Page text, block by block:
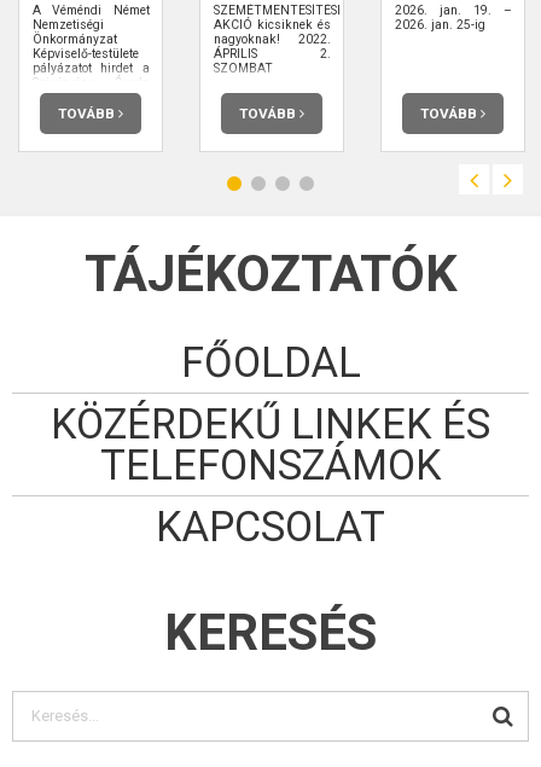
A Véméndi Német
Nemzetiségi
Önkormányzat
Képviselő-testülete
pályázatot hirdet a
Szivárvány Óvoda
Véménd
(Regenbogen
Kindergarten
intézményvezetői
TOVÁBB
SZEMÉTMENTESÍTÉSI
AKCIÓ kicsiknek és
nagyoknak! 2022.
ÁPRILIS 2.
SZOMBAT
TOVÁBB
2026. jan. 19. –
2026. jan. 25-ig
TOVÁBB
TÁJÉKOZTATÓK
FŐOLDAL
KÖZÉRDEKŰ LINKEK ÉS
TELEFONSZÁMOK
KAPCSOLAT
KERESÉS